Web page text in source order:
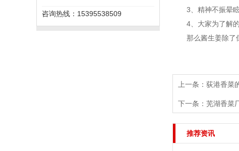
咨询热线：15395538509
3、精神不振晕眩
4、大家为了解的
那么酱生姜除了保
上一条： 荻港香菜
下一条： 芜湖香菜
推荐资讯